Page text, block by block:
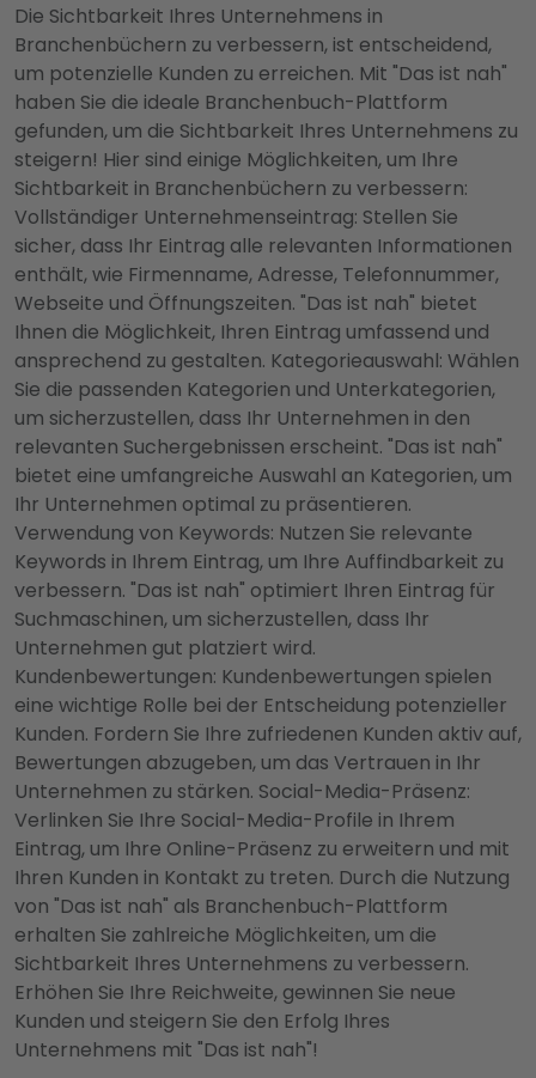
Die Sichtbarkeit Ihres Unternehmens in
Branchenbüchern zu verbessern, ist entscheidend,
um potenzielle Kunden zu erreichen. Mit "Das ist nah"
haben Sie die ideale Branchenbuch-Plattform
gefunden, um die Sichtbarkeit Ihres Unternehmens zu
steigern! Hier sind einige Möglichkeiten, um Ihre
Sichtbarkeit in Branchenbüchern zu verbessern:
Vollständiger Unternehmenseintrag: Stellen Sie
sicher, dass Ihr Eintrag alle relevanten Informationen
enthält, wie Firmenname, Adresse, Telefonnummer,
Webseite und Öffnungszeiten. "Das ist nah" bietet
Ihnen die Möglichkeit, Ihren Eintrag umfassend und
ansprechend zu gestalten. Kategorieauswahl: Wählen
Sie die passenden Kategorien und Unterkategorien,
um sicherzustellen, dass Ihr Unternehmen in den
relevanten Suchergebnissen erscheint. "Das ist nah"
bietet eine umfangreiche Auswahl an Kategorien, um
Ihr Unternehmen optimal zu präsentieren.
Verwendung von Keywords: Nutzen Sie relevante
Keywords in Ihrem Eintrag, um Ihre Auffindbarkeit zu
verbessern. "Das ist nah" optimiert Ihren Eintrag für
Suchmaschinen, um sicherzustellen, dass Ihr
Unternehmen gut platziert wird.
Kundenbewertungen: Kundenbewertungen spielen
eine wichtige Rolle bei der Entscheidung potenzieller
Kunden. Fordern Sie Ihre zufriedenen Kunden aktiv auf,
Bewertungen abzugeben, um das Vertrauen in Ihr
Unternehmen zu stärken. Social-Media-Präsenz:
Verlinken Sie Ihre Social-Media-Profile in Ihrem
Eintrag, um Ihre Online-Präsenz zu erweitern und mit
Ihren Kunden in Kontakt zu treten. Durch die Nutzung
von "Das ist nah" als Branchenbuch-Plattform
erhalten Sie zahlreiche Möglichkeiten, um die
Sichtbarkeit Ihres Unternehmens zu verbessern.
Erhöhen Sie Ihre Reichweite, gewinnen Sie neue
Kunden und steigern Sie den Erfolg Ihres
Unternehmens mit "Das ist nah"!